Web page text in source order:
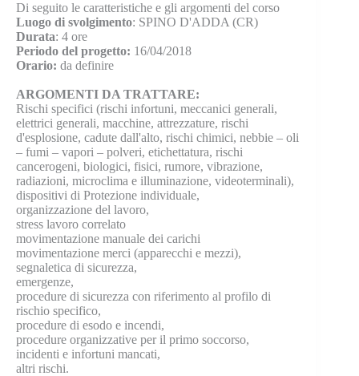
Di seguito le caratteristiche e gli argomenti del corso
Luogo di svolgimento: SPINO D'ADDA (CR)
Durata: 4 ore
Periodo del progetto: 16/04/2018
Orario: da definire
ARGOMENTI DA TRATTARE:
Rischi specifici (rischi infortuni, meccanici generali,
elettrici generali, macchine, attrezzature, rischi
d'esplosione, cadute dall'alto, rischi chimici, nebbie – oli
– fumi – vapori – polveri, etichettatura, rischi
cancerogeni, biologici, fisici, rumore, vibrazione,
radiazioni, microclima e illuminazione, videoterminali),
dispositivi di Protezione individuale,
organizzazione del lavoro,
stress lavoro correlato
movimentazione manuale dei carichi
movimentazione merci (apparecchi e mezzi),
segnaletica di sicurezza,
emergenze,
procedure di sicurezza con riferimento al profilo di
rischio specifico,
procedure di esodo e incendi,
procedure organizzative per il primo soccorso,
incidenti e infortuni mancati,
altri rischi.